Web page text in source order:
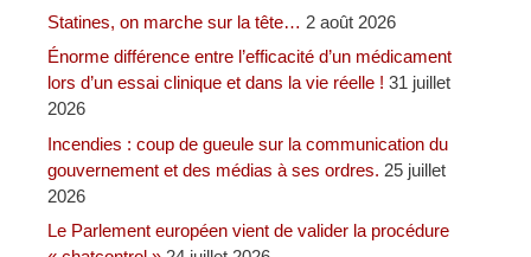
Statines, on marche sur la tête… 2 août 2026
Énorme différence entre l’efficacité d’un médicament
lors d’un essai clinique et dans la vie réelle ! 31 juillet
2026
Incendies : coup de gueule sur la communication du
gouvernement et des médias à ses ordres. 25 juillet
2026
Le Parlement européen vient de valider la procédure